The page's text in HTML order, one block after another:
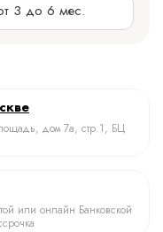
3 до 6 мес.
дом 7а, стр.1, БЦ
или онлайн Банковской